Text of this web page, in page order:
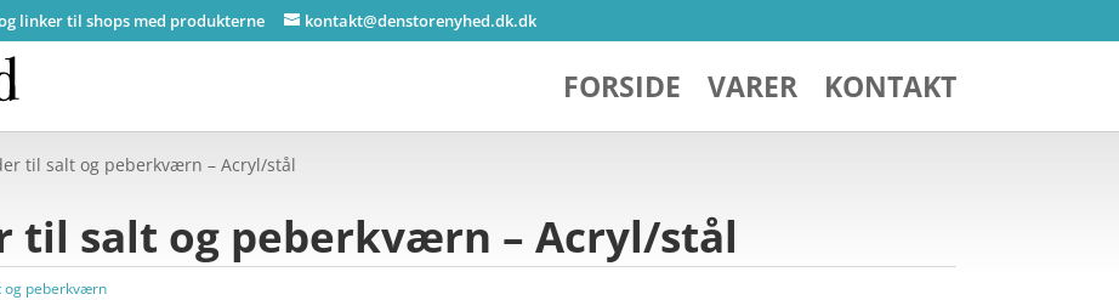
linker til shops med produkterne kontakt@denstorenyhed.dk.dk
FORSIDE VARER KONTAKT
til salt og peberkværn – Acryl/stål
til salt og peberkværn – Acryl/stål
og peberkværn